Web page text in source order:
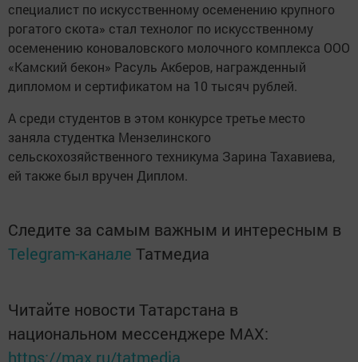
специалист по искусственному осеменению крупного
рогатого скота» стал технолог по искусственному
осеменению коноваловского молочного комплекса ООО
«Камский бекон» Расуль Акберов, награжденный
дипломом и сертификатом на 10 тысяч рублей.
А среди студентов в этом конкурсе третье место
заняла студентка Мензелинского
сельскохозяйственного техникума Зарина Тахавиева,
ей также был вручен Диплом.
Следите за самым важным и интересным в
Telegram-канале Татмедиа
Читайте новости Татарстана в
национальном мессенджере MАХ:
https://max.ru/tatmedia